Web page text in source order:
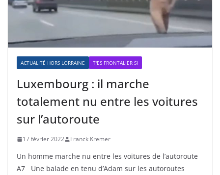
ACTUALITÉ HORS LORRAINE T'ES FRONTALIER SI
Luxembourg : il marche
totalement nu entre les voitures
sur l’autoroute
17 février 2022 Franck Kremer
Un homme marche nu entre les voitures de l’autoroute
A7 Une balade en tenu d’Adam sur les autoroutes